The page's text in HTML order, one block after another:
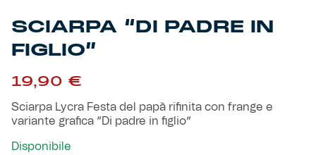
Tacchettee Collection
Urban Collection
Throwback Duemila
Sebago x Genoa
SCIARPA “DI PADRE IN
FIGLIO”
19,90 €
Sciarpa Lycra Festa del papà rifinita con frange e
variante grafica “Di padre in figlio”
Disponibile